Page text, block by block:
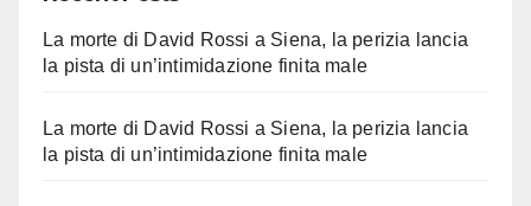
La morte di David Rossi a Siena, la perizia lancia
la pista di un’intimidazione finita male
La morte di David Rossi a Siena, la perizia lancia
la pista di un’intimidazione finita male